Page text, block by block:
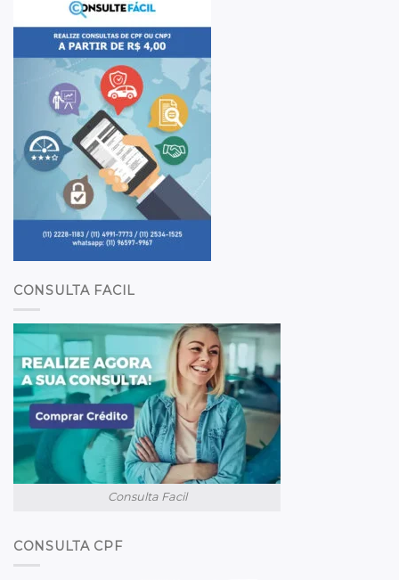
CONSULTA FACIL
Consulta Facil
CONSULTA CPF